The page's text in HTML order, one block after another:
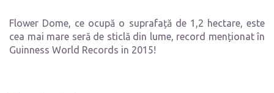
Flower Dome, ce ocupă o suprafață de 1,2 hectare, este
cea mai mare seră de sticlă din lume, record menționat în
Guinness World Records in 2015!